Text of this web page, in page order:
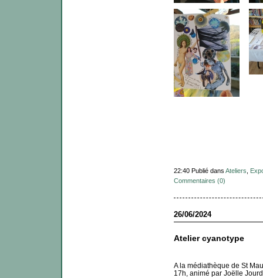
22:40 Publié dans Ateliers
Commentaires (0)
26/06/2024
Atelier cyanotype
A la médiathèque de St
17h, animé par Joëlle